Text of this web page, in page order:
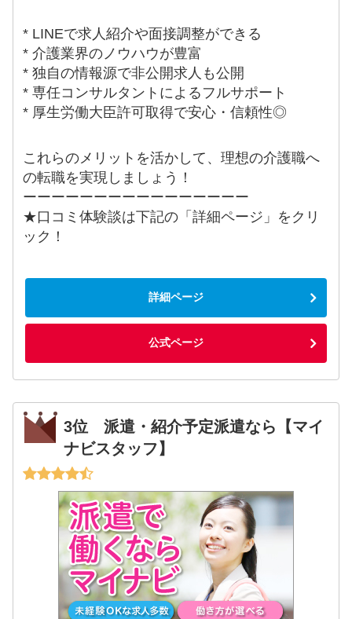
* LINEで求人紹介や面接調整ができる
* 介護業界のノウハウが豊富
* 独自の情報源で非公開求人も公開
* 専任コンサルタントによるフルサポート
* 厚生労働大臣許可取得で安心・信頼性◎
これらのメリットを活かして、理想の介護職へ
の転職を実現しましょう！
ーーーーーーーーーーーーーーーー
★口コミ体験談は下記の「詳細ページ」をクリ
ック！
詳細ページ
公式ページ
3位 派遣・紹介予定派遣なら【マイ
ナビスタッフ】